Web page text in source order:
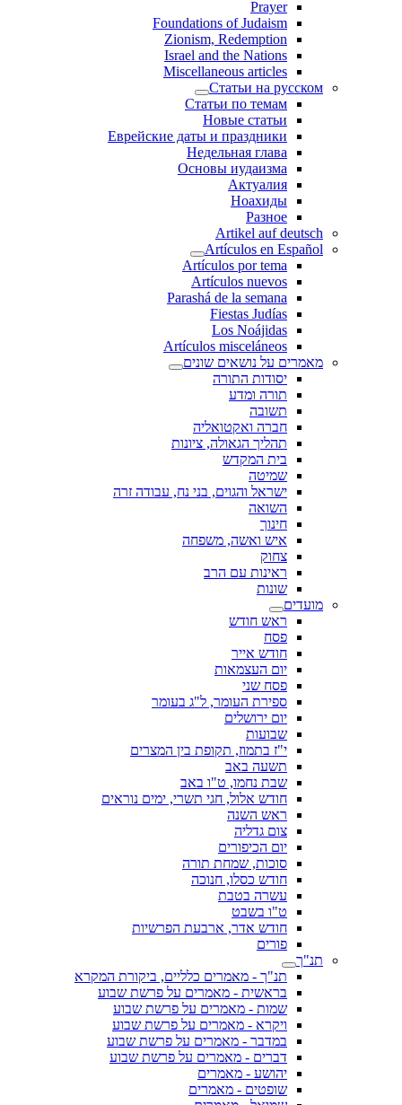
Prayer
Foundations of Judaism
Zionism, Redemption
Israel and the Nations
Miscellaneous articles
Статьи на русском
Статьи по темам
Новые статьи
Еврейские даты и праздники
Недельная глава
Основы иудаизма
Актуалия
Ноахиды
Разное
Artikel auf deutsch
Artículos en Español
Artículos por tema
Artículos nuevos
Parashá de la semana
Fiestas Judías
Los Noájidas
Artículos misceláneos
מאמרים על נושאים שונים
יסודות התורה
תורה ומדע
תשובה
חברה ואקטואליה
תהליך הגאולה, ציונות
בית המקדש
שמיטה
ישראל והגוים, בני נח, עבודה זרה
השואה
חינוך
איש ואשה, משפחה
צחוק
ראינות עם הרב
שונות
מועדים
ראש חודש
פסח
חודש אייר
יום העצמאות
פסח שני
ספירת העומר, ל"ג בעומר
יום ירושלים
שבועות
י"ז בתמוז, תקופת בין המצרים
תשעה באב
שבת נחמו, ט"ו באב
חודש אלול, חגי תשרי, ימים נוראים
ראש השנה
צום גדליה
יום הכיפורים
סוכות, שמחת תורה
חודש כסלו, חנוכה
עשרה בטבת
ט"ו בשבט
חודש אדר, ארבעת הפרשיות
פורים
תנ"ך
תנ"ך - מאמרים כלליים, ביקורת המקרא
בראשית - מאמרים על פרשת שבוע
שמות - מאמרים על פרשת שבוע
ויקרא - מאמרים על פרשת שבוע
במדבר - מאמרים על פרשת שבוע
דברים - מאמרים על פרשת שבוע
יהושע - מאמרים
שופטים - מאמרים